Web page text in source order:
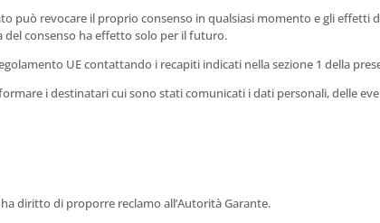
può revocare il proprio consenso in qualsiasi momento e gli
del consenso ha effetto solo per il futuro.
UE contattando i recapiti indicati nella sezione 1 della
i destinatari cui sono stati comunicati i dati personali, delle
diritto di proporre reclamo all’Autorità Garante.